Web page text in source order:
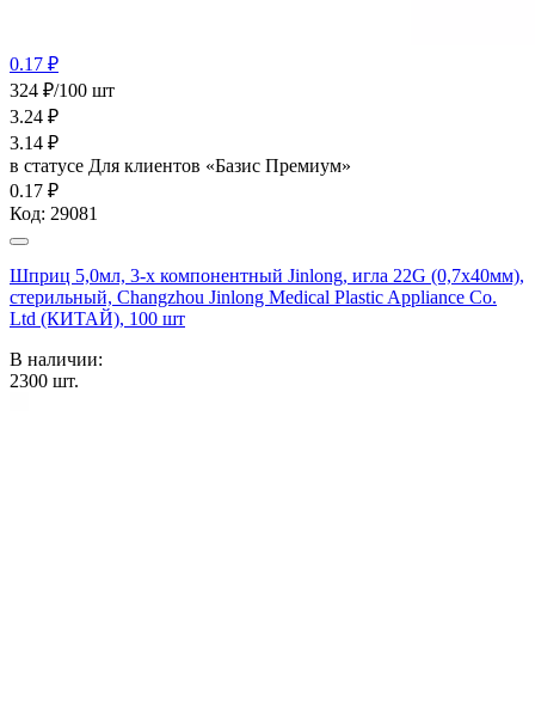
0.17 ₽
324 ₽/100 шт
3.24 ₽
3.14 ₽
в статусе Для клиентов «Базис Премиум»
0.17 ₽
Код: 29081
Шприц 5,0мл, 3-х компонентный Jinlong, игла 22G (0,7х40мм),
стерильный, Changzhou Jinlong Medical Plastic Appliance Co.
Ltd (КИТАЙ), 100 шт
В наличии:
2300 шт.